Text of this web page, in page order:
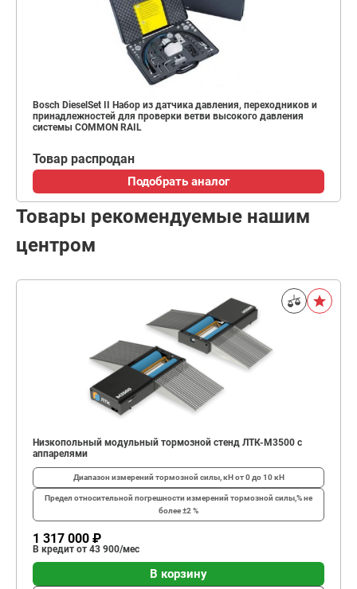
Bosch DieselSet II Набор из датчика давления, переходников и
принадлежностей для проверки ветви высокого давления
системы COMMON RAIL
Товар распродан
Подобрать аналог
Товары рекомендуемые нашим
центром
Низкопольный модульный тормозной стенд ЛТК-М3500 с
аппарелями
Диапазон измерений тормозной силы, кНот 0 до 10 кН
Предел относительной погрешности измерений тормозной силы,%не
более ±2 %
1 317 000 ₽
В кредит от 43 900/мес
В корзину